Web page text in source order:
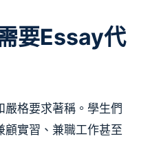
要Essay代
嚴格要求著稱。學生們
顧實習、兼職工作甚至